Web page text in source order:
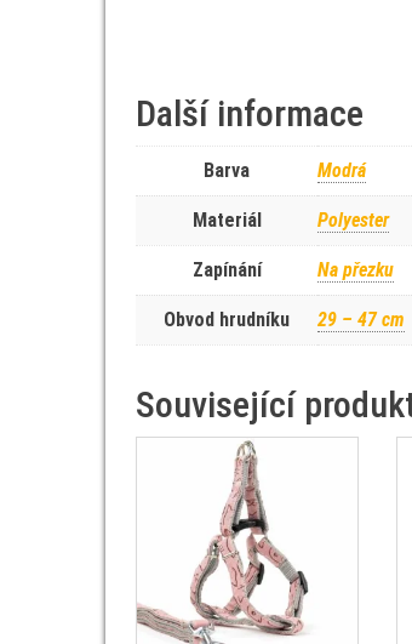
Další informace
Barva Modrá
Materiál Polyester
Zapínání Na přezku
Obvod hrudníku 29 – 47 cm
Související